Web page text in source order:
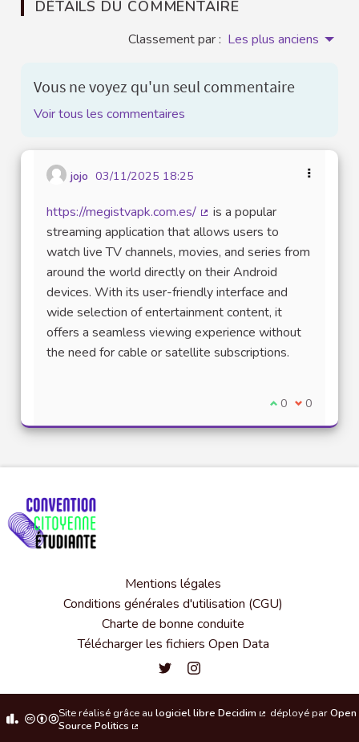
DÉTAILS DU COMMENTAIRE
Classement par : Les plus anciens
Vous ne voyez qu'un seul commentaire
Voir tous les commentaires
jojo 03/11/2025 18:25
https://megistvapk.com.es/
(Lien externe)
is a popular
streaming application that allows users to
watch live TV channels, movies, and series from
around the world directly on their Android
devices. With its user-friendly interface and
wide selection of entertainment content, it
offers a seamless viewing experience without
the need for cable or satellite subscriptions.
Je suis d'accord
0 Je ne suis
0
Mentions légales
Conditions générales d'utilisation (CGU)
Charte de bonne conduite
Télécharger les fichiers Open Data
Convention citoyenne étudiante
Convention citoyenne
Site réalisé grâce au logiciel libre Decidim
(Lien externe)
déployé parOpen
Source Politics